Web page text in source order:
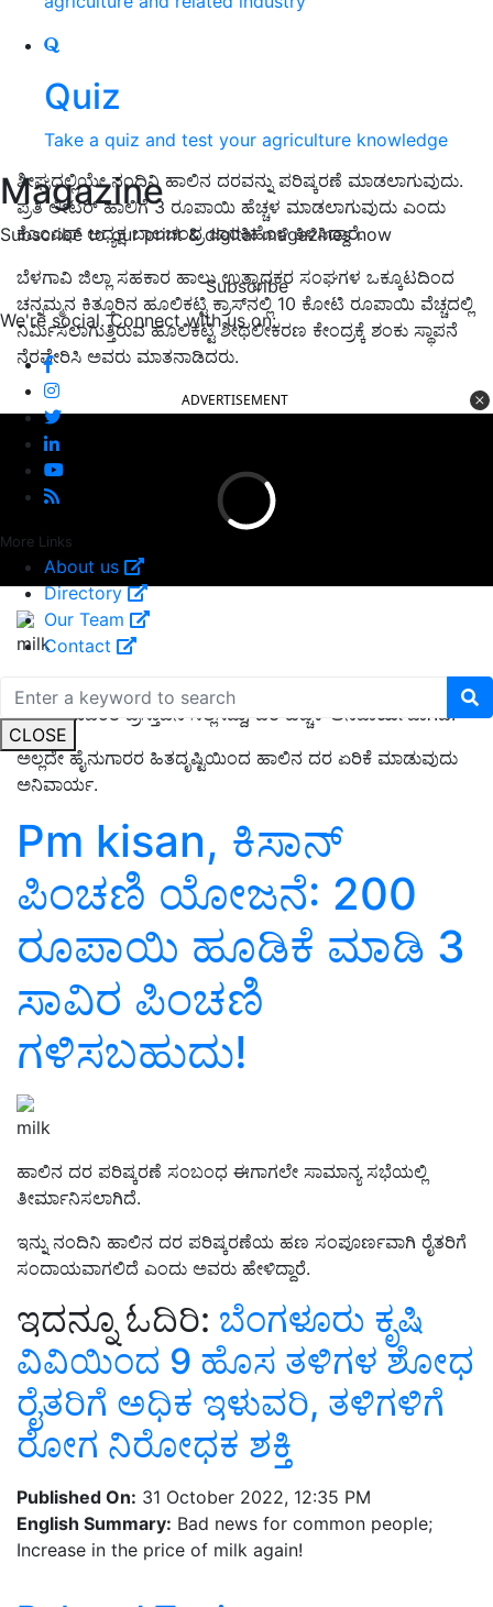
Quiz
Take a quiz and test your agriculture knowledge
Magazine
Subscribe to our print & digital magazines now
Subscribe
We're social. Connect with us on:
More Links
About us
Directory
Our Team
Contact
CLOSE
ಶೀಘ್ರದಲ್ಲಿಯೇ ನಂದಿನಿ ಹಾಲಿನ ದರವನ್ನು ಪರಿಷ್ಕರಣೆ ಮಾಡಲಾಗುವುದು.
ಪ್ರತಿ ಲೀಟರ್‌ ಹಾಲಿಗೆ 3 ರೂಪಾಯಿ ಹೆಚ್ಚಳ ಮಾಡಲಾಗುವುದು ಎಂದು
ಕೆಎಂಎಫ್‌ ಅಧ್ಯಕ್ಷ ಬಾಲಚಂದ್ರ ಜಾರಕಿಹೊಳಿ ತಿಳಿಸಿದ್ದಾರೆ.
ಬೆಳಗಾವಿ ಜಿಲ್ಲಾ ಸಹಕಾರ ಹಾಲು ಉತ್ಪಾದಕರ ಸಂಘಗಳ ಒಕ್ಕೂಟದಿಂದ
ಚನ್ನಮ್ಮನ ಕಿತ್ತೂರಿನ ಹೂಲಿಕಟ್ಟಿ ಕ್ರಾಸ್‌ನಲ್ಲಿ 10 ಕೋಟಿ ರೂಪಾಯಿ ವೆಚ್ಚದಲ್ಲಿ
ನಿರ್ಮಿಸಲಾಗುತ್ತಿರುವ ಹೂಲಿಕಟ್ಟಿ ಶೀಥಲೀಕರಣ ಕೇಂದ್ರಕ್ಕೆ ಶಂಕು ಸ್ಥಾಪನೆ
ನೆರವೇರಿಸಿ ಅವರು ಮಾತನಾಡಿದರು.
ADVERTISEMENT
milk
ರಾಜ್ಯದ 16 ಜಿಲ್ಲಾ ಹಾಲು ಒಕ್ಕೂಟಗಳು, ಕೆಎಂಎಫ್‌ ಹಾಲಿನ ದರ
ಪರಿಷ್ಕರಿಸುವಂತೆ ಪ್ರಸ್ತಾವನೆ ಸಲ್ಲಿಸಿದ್ದು, ದರ ಹೆಚ್ಚಳ ಅನಿವಾರ್ಯವಾಗಿದೆ.
ಅಲ್ಲದೇ ಹೈನುಗಾರರ ಹಿತದೃಷ್ಟಿಯಿಂದ ಹಾಲಿನ ದರ ಏರಿಕೆ ಮಾಡುವುದು
ಅನಿವಾರ್ಯ.
Pm kisan, ಕಿಸಾನ್
ಪಿಂಚಣಿ ಯೋಜನೆ: 200
ರೂಪಾಯಿ ಹೂಡಿಕೆ ಮಾಡಿ 3
ಸಾವಿರ ಪಿಂಚಣಿ
ಗಳಿಸಬಹುದು!
milk
ಹಾಲಿನ ದರ ಪರಿಷ್ಕರಣೆ ಸಂಬಂಧ ಈಗಾಗಲೇ ಸಾಮಾನ್ಯ ಸಭೆಯಲ್ಲಿ
ತೀರ್ಮಾನಿಸಲಾಗಿದೆ.
ಇನ್ನು ನಂದಿನಿ ಹಾಲಿನ ದರ ಪರಿಷ್ಕರಣೆಯ ಹಣ ಸಂಪೂರ್ಣವಾಗಿ ರೈತರಿಗೆ
ಸಂದಾಯವಾಗಲಿದೆ ಎಂದು ಅವರು ಹೇಳಿದ್ದಾರೆ.
ಇದನ್ನೂ ಓದಿರಿ: ಬೆಂಗಳೂರು ಕೃಷಿ
ವಿವಿಯಿಂದ 9 ಹೊಸ ತಳಿಗಳ ಶೋಧ
ರೈತರಿಗೆ ಅಧಿಕ ಇಳುವರಿ, ತಳಿಗಳಿಗೆ
ರೋಗ ನಿರೋಧಕ ಶಕ್ತಿ
Published On: 31 October 2022, 12:35 PM
English Summary: Bad news for common people;
Increase in the price of milk again!